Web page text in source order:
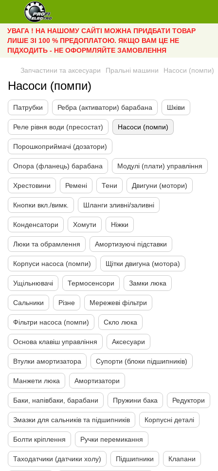
УВАГА ! НА НАШОМУ САЙТІ МОЖНА ПРИДБАТИ ТОВАР
ЛИШЕ ЗІ 100 % ПРЕДОПЛАТОЮ. ЯКЩО ВАМ ЦЕ НЕ
ПІДХОДИТЬ - НЕ ОФОРМЛЯЙТЕ ЗАМОВЛЕННЯ
Запчастини та аксесуари Пральні машини Насоси (помпи)
Насоси (помпи)
Патрубки Ребра (активатори) барабана Шківи
Реле рівня води (пресостат) Насоси (помпи)
Порошкоприймачі (дозатори)
Опора (фланець) барабана Модулі (плати) управління
Хрестовини Ремені Тени Двигуни (мотори)
Кнопки вкл./вимк. Шланги зливні/заливні
Конденсатори Хомути Ніжки
Люки та обрамлення Амортизуючі підставки
Корпуси насоса (помпи) Щітки двигуна (мотора)
Ущільнювачі Термосенсори Замки люка
Сальники Різне Мережеві фільтри
Фільтри насоса (помпи) Скло люка
Основа клавіш управління Аксесуари
Втулки амортизатора Супорти (блоки підшипників)
Манжети люка Амортизатори
Баки, напівбаки, барабани Пружини бака Редуктори
Змазки для сальників та підшипників Корпусні деталі
Болти кріплення Ручки перемикання
Таходатчики (датчики холу) Підшипники Клапани